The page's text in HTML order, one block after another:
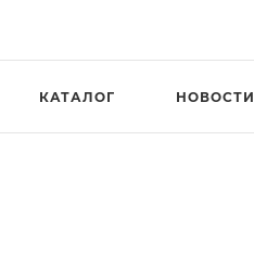
КАТАЛОГ НОВОСТИ